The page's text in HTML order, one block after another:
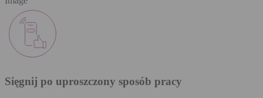
Sięgnij po uproszczony sposób pracy